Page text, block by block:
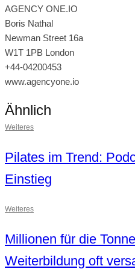
AGENCY ONE.IO
Boris Nathal
Newman Street 16a
W1T 1PB London
+44-04200453
www.agencyone.io
Ähnlich
Weiteres
Pilates im Trend:
Einstieg
Weiteres
Millionen für die
Weiterbildung oft